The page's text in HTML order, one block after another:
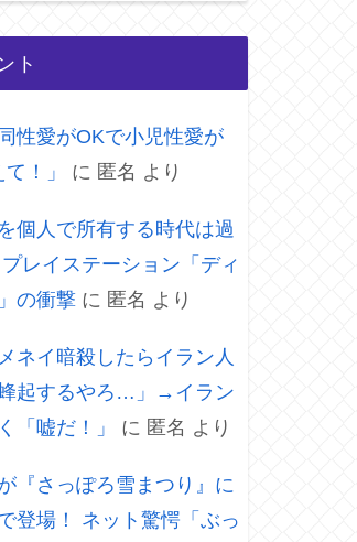
ト
性愛がOKで小児性愛が
！」
に 匿名 より
個人で所有する時代は過
レイステーション「ディ
の衝撃 に 匿名 より
ネイ暗殺したらイラン人
起するやろ…」→イラン
「嘘だ！」
に 匿名 より
『さっぽろ雪まつり』に
登場！ ネット驚愕「ぶっ